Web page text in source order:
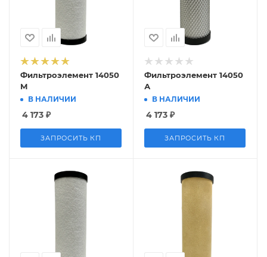
Фильтроэлемент 14050
М
В НАЛИЧИИ
4 173 ₽
ЗАПРОСИТЬ КП
Фильтроэлемент 14050
А
В НАЛИЧИИ
4 173 ₽
ЗАПРОСИТЬ КП